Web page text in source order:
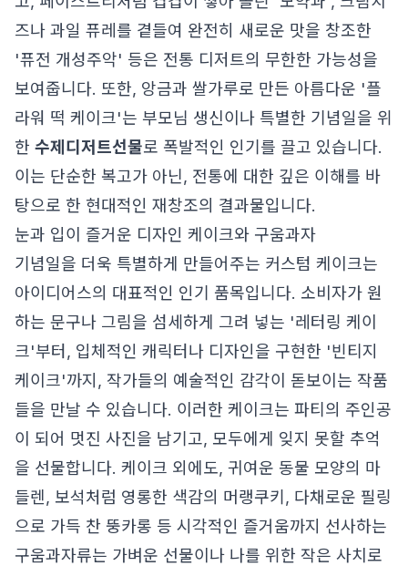
즈나 과일 퓨레를 곁들여 완전히 새로운 맛을 창조한
'퓨전 개성주악' 등은 전통 디저트의 무한한 가능성을
보여줍니다. 또한, 앙금과 쌀가루로 만든 아름다운 '플
라워 떡 케이크'는 부모님 생신이나 특별한 기념일을 위
한 수제디저트선물로 폭발적인 인기를 끌고 있습니다.
이는 단순한 복고가 아닌, 전통에 대한 깊은 이해를 바
탕으로 한 현대적인 재창조의 결과물입니다.
눈과 입이 즐거운 디자인 케이크와 구움과자
기념일을 더욱 특별하게 만들어주는 커스텀 케이크는
아이디어스의 대표적인 인기 품목입니다. 소비자가 원
하는 문구나 그림을 섬세하게 그려 넣는 '레터링 케이
크'부터, 입체적인 캐릭터나 디자인을 구현한 '빈티지
케이크'까지, 작가들의 예술적인 감각이 돋보이는 작품
들을 만날 수 있습니다. 이러한 케이크는 파티의 주인공
이 되어 멋진 사진을 남기고, 모두에게 잊지 못할 추억
을 선물합니다. 케이크 외에도, 귀여운 동물 모양의 마
들렌, 보석처럼 영롱한 색감의 머랭쿠키, 다채로운 필링
으로 가득 찬 뚱카롱 등 시각적인 즐거움까지 선사하는
구움과자류는 가벼운 선물이나 나를 위한 작은 사치로